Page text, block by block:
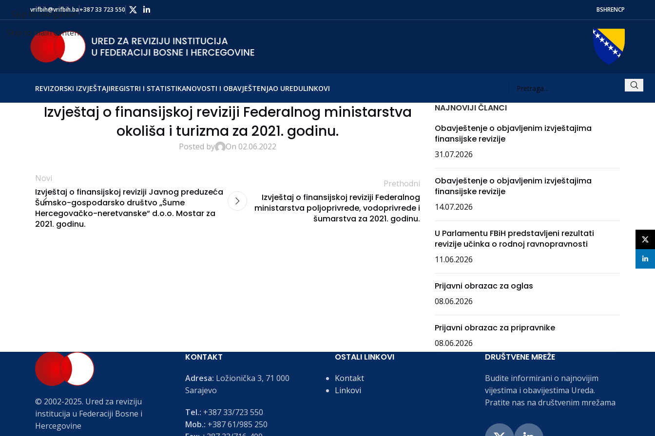
Skip to navigation
Skip to main content
vrifbih@vrifbih.ba+387 33 723 550 BSHRENСР
REVIZORSKI IZVJEŠTAJIREGISTRI I STATISTIKANOVOSTI I OBAVJEŠTENJAO UREDULINKOVI
Izvještaj o finansijskoj reviziji Federalnog ministarstva
okoliša i turizma za 2021. godinu.
Posted by On 02.06.2022
Novi
Izvještaj o finansijskoj reviziji Javnog preduzeća
Šumsko-gospodarsko društvo „Šume
Hercegovačko-neretvanske“ d.o.o. Mostar za
2021. godinu.
Prethodni
Izvještaj o finansijskoj reviziji Federalnog
ministarstva poljoprivrede, vodoprivrede i
šumarstva za 2021. godinu.
NAJNOVIJI ČLANCI
Obavještenje o objavljenim izvještajima
finansijske revizije
31.07.2026
Obavještenje o objavljenim izvještajima
finansijske revizije
14.07.2026
U Parlamentu FBiH predstavljeni rezultati
revizije učinka o rodnoj ravnopravnosti
11.06.2026
Prijavni obrazac za oglas
08.06.2026
Prijavni obrazac za pripravnike
08.06.2026
© 2002-2025. Ured za reviziju
institucija u Federaciji Bosne i
Hercegovine
KONTAKT
Adresa: Ložionička 3, 71 000
Sarajevo
Tel.: +387 33/723 550
Mob.: +387 61/985 250
OSTALI LINKOVI
Kontakt
Linkovi
DRUŠTVENE MREŽE
Budite informirani o najnovijim
vijestima i obavijestima Ureda.
Pratite nas na društvenim mrežama